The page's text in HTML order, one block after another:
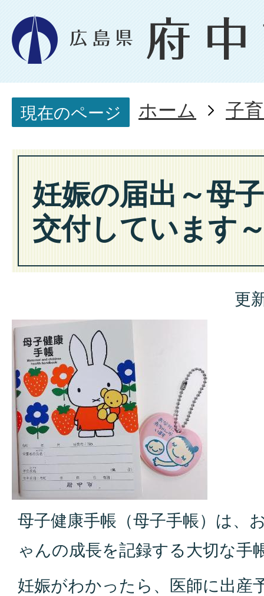
現在のページ ホーム 子
妊娠の届出～母
交付しています
更
母子健康手帳（母子手帳）は、
ゃんの成長を記録する大切な手
妊娠がわかったら、医師に出産